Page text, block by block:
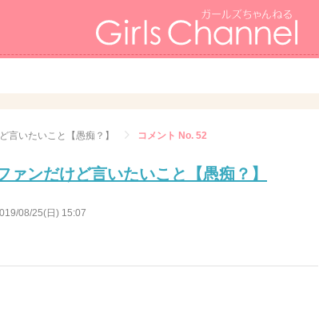
言いたいこと【愚痴？】 コメント No. 52
ァンだけど言いたいこと【愚痴？】
08/25(日) 15:07